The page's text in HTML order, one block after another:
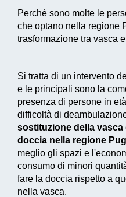
Perché sono molte le
che optano nella regione
trasformazione tra vasca
Si tratta di un intervento
e le principali sono la
presenza di persone in
difficoltà di
sostituzione della
doccia nella regione
meglio gli spazi e
consumo di minori
fare la doccia rispetto a
nella vasca.